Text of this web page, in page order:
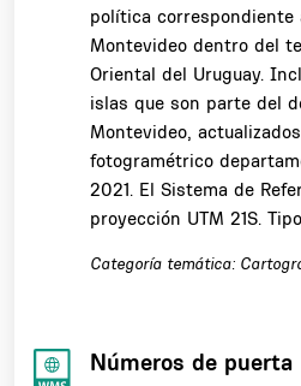
política
Montevideo dentro del
Oriental del Uruguay.
islas que son parte del
Montevideo,
fotogramétrico
2021. El Sistema de
proyección UTM 21S.
Categoría temática:
Números de puerta